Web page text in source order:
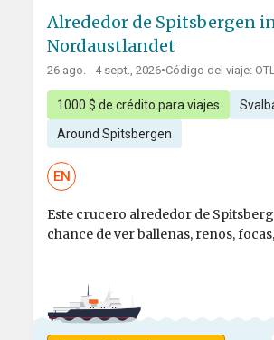
Alrededor de Spitsbergen
Nordaustlandet
26 ago. - 4 sept., 2026•Código del viaje:
1000 $ de crédito para viajes
Around Spitsbergen
EN
Este crucero alrededor de
chance de ver ballenas, renos,